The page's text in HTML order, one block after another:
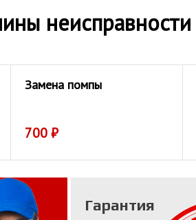
неисправности
Замена помпы
700₽
Гарантия